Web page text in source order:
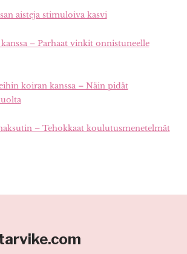
aisteja stimuloiva kasvi
– Parhaat vinkit onnistuneelle
koiran kanssa – Näin pidät
– Tehokkaat koulutusmenetelmät